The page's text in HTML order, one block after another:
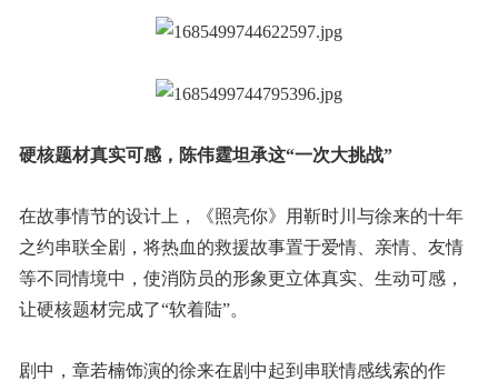
硬核题材真实可感，陈伟霆坦承这“一次大挑战”
在故事情节的设计上，《照亮你》用靳时川与徐来的十年
之约串联全剧，将热血的救援故事置于爱情、亲情、友情
等不同情境中，使消防员的形象更立体真实、生动可感，
让硬核题材完成了“软着陆”。
剧中，章若楠饰演的徐来在剧中起到串联情感线索的作